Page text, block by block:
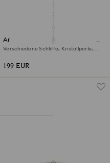
Ariana Grande x Swarovski Y-
Halskette
Verschiedene Schliffe, Kristallperle,
199 EUR